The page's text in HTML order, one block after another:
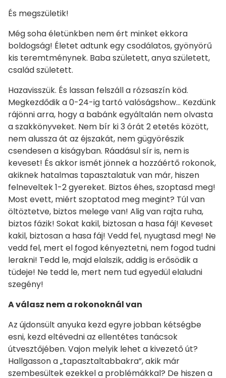
És megszületik!
Még soha életünkben nem ért minket ekkora
boldogság! Életet adtunk egy csodálatos, gyönyörű
kis teremtménynek. Baba született, anya született,
család született.
Hazavisszük. És lassan felszáll a rózsaszín köd.
Megkezdődik a 0-24-ig tartó valóságshow… Kezdünk
rájönni arra, hogy a babánk egyáltalán nem olvasta
a szakkönyveket. Nem bír ki 3 órát 2 etetés között,
nem alussza át az éjszakát, nem gügyörészik
csendesen a kiságyban. Ráadásul sír is, nem is
keveset! És akkor ismét jönnek a hozzáértő rokonok,
akiknek hatalmas tapasztalatuk van már, hiszen
felneveltek 1-2 gyereket. Biztos éhes, szoptasd meg!
Most evett, miért szoptatod meg megint? Túl van
öltöztetve, biztos melege van! Alig van rajta ruha,
biztos fázik! Sokat kakil, biztosan a hasa fáj! Keveset
kakil, biztosan a hasa fáj! Vedd fel, nyugtasd meg! Ne
vedd fel, mert el fogod kényeztetni, nem fogod tudni
lerakni! Tedd le, majd elalszik, addig is erősödik a
tüdeje! Ne tedd le, mert nem tud egyedül elaludni
szegény!
A válasz nem a rokonoknál van
Az újdonsült anyuka kezd egyre jobban kétségbe
esni, kezd eltévedni az ellentétes tanácsok
útvesztőjében. Vajon melyik lehet a kivezető út?
Hallgasson a „tapasztaltabbakra”, akik már
szembesültek ezekkel a problémákkal? De hiszen a